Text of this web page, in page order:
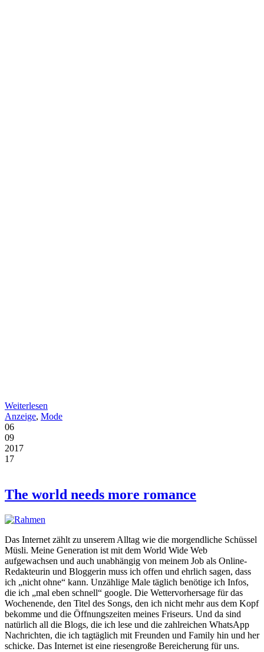
Weiterlesen
Anzeige, Mode
06
09
2017
17
The world needs more romance
Das Internet zählt zu unserem Alltag wie die morgendliche Schüssel
Müsli. Meine Generation ist mit dem World Wide Web
aufgewachsen und auch unabhängig von meinem Job als Online-
Redakteurin und Bloggerin muss ich offen und ehrlich sagen, dass
ich „nicht ohne“ kann. Unzählige Male täglich benötige ich Infos,
die ich „mal eben schnell“ google. Die Wettervorhersage für das
Wochenende, den Titel des Songs, den ich nicht mehr aus dem Kopf
bekomme und die Öffnungszeiten meines Friseurs. Und da sind
natürlich all die Blogs, die ich lese und die zahlreichen WhatsApp
Nachrichten, die ich tagtäglich mit Freunden und Family hin und her
schicke. Das Internet ist eine riesengroße Bereicherung für uns.